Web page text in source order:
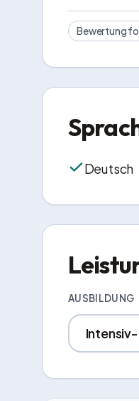
Bewertung
Deutsch
AUSBILDUNG